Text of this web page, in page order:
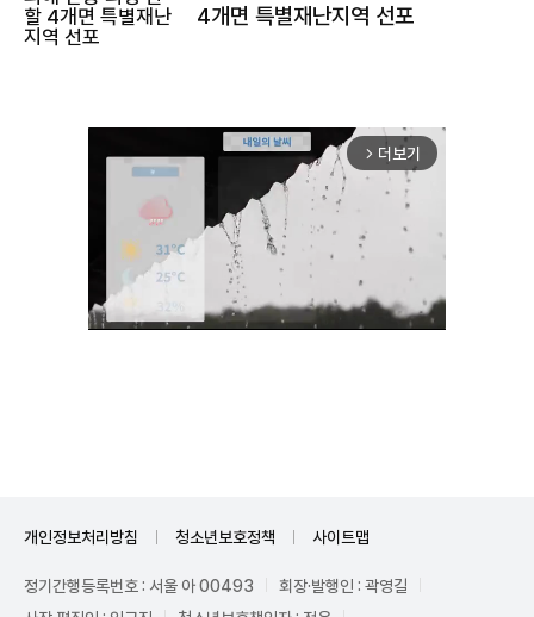
4개면 특별재난지역 선포
arrow_forward_ios 더보기
개인정보처리방침 청소년보호정책 사이트맵
정기간행등록번호 : 서울 아 00493
회장·발행인 : 곽영길